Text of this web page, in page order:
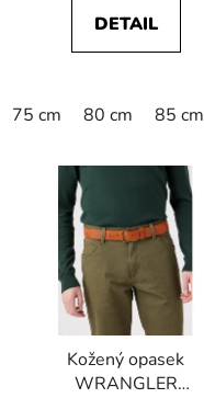
DETAIL
75 cm 80 cm 85 cm
Kožený opasek
WRANGLER